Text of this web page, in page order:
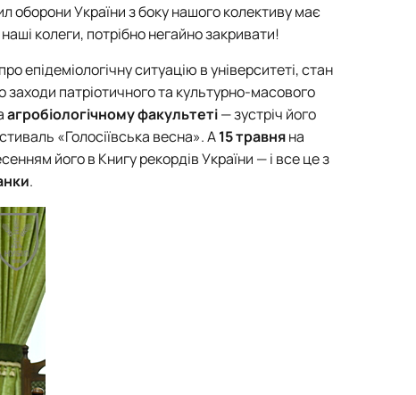
оборони України з боку нашого колективу має
колеги, потрібно негайно закривати!
епідеміологічну ситуацію в університеті, стан
заходи патріотичного та культурно-масового
агробіологічному факультеті— зустріч його
«Голосіївська весна». А15 травняна
його в Книгу рекордів України — і все це з
.